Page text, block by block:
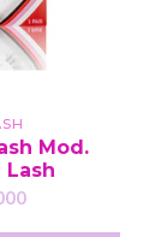
Mod.
Lash